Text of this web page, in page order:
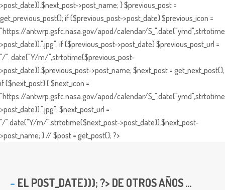
>post_date)).$next_post->post_name; } $previous_post =
get_previous_post(); if ($previous_post->post_date) $previous_icon =
"https://antwrp.gsfc.nasa.gov/apod/calendar/
>post_date)).".jpg"; if ($previous_post->post_date) $previous_post_url =
"/". date("Y/m/",strtotime($previous_post-
>post_date)).$previous_post->post_name; $next_post = get_next_post();
if ($next_post) { $next_icon =
"https://antwrp.gsfc.nasa.gov/apod/calendar/
>post_date)).".jpg"; $next_post_url =
"/".date("Y/m/",strtotime($next_post->post_date)).$next_post-
>post_name; } // $post = get_post(); ?>
EL POST_DATE))); ?> DE OTROS AÑOS ...